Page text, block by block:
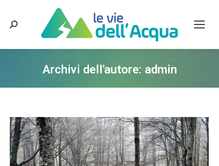
Cerca:
Archivi dell'autore: admin